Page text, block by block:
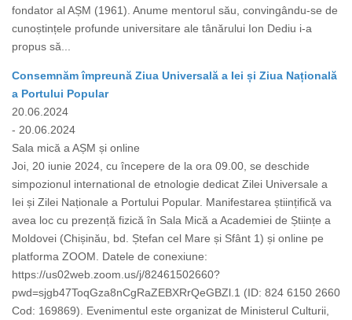
fondator al AȘM (1961). Anume mentorul său, convingându-se de
cunoștințele profunde universitare ale tânărului Ion Dediu i-a
propus să...
Consemnăm împreună Ziua Universală a Iei și Ziua Națională
a Portului Popular
20.06.2024
- 20.06.2024
Sala mică a AȘM și online
Joi, 20 iunie 2024, cu începere de la ora 09.00, se deschide
simpozionul international de etnologie dedicat Zilei Universale a
Iei și Zilei Naționale a Portului Popular. Manifestarea științifică va
avea loc cu prezență fizică în Sala Mică a Academiei de Științe a
Moldovei (Chișinău, bd. Ștefan cel Mare și Sfânt 1) și online pe
platforma ZOOM. Datele de conexiune:
https://us02web.zoom.us/j/82461502660?
pwd=sjgb47ToqGza8nCgRaZEBXRrQeGBZl.1 (ID: 824 6150 2660
Cod: 169869). Evenimentul este organizat de Ministerul Culturii,